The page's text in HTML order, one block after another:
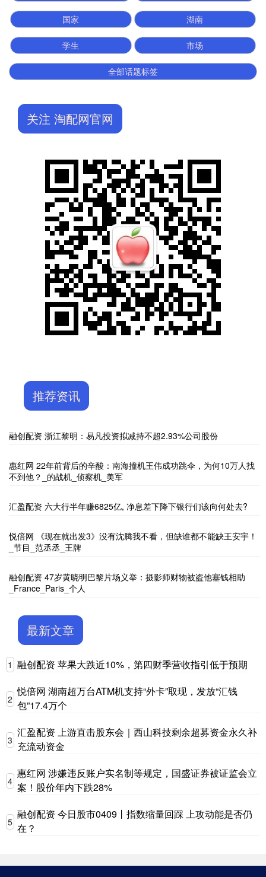
国家 湖南
学生 市场
全部话题标签
关注 淘配网官网
推荐资讯
融创配资 浙江黎明：易凡投资拟减持不超2.93%公司股份
惠红网 22年前背后的辛酸：南海撞机王伟成功跳伞，为何10万人找
不到他？_的战机_侦察机_美军
汇盈配资 六大行半年赚6825亿, 净息差下降下银行们该向何处去?
悦倍网 《现在就出发3》没有沈腾我不看，但缺谁都不能缺王安宇！
_节目_范丞丞_王牌
融创配资 47岁黄晓明巴黎片场义举：摄影师财物被盗他塞钱相助
_France_Paris_个人
最新文章
1 融创配资 苹果大跌近10%，第四财季营收指引低于预期
2
悦倍网 湖南超万台ATM机支持“外卡”取现，发放“汇钱
包”17.4万个
3
汇盈配资 上游直击股东会｜西山科技剩余超募资金永久补
充流动资金
4
惠红网 涉嫌违反账户实名制等规定，国盛证券被证监会立
案！股价年内下跌28%
5
融创配资 今日股市0409丨指数缩量回踩 上攻动能是否仍
在？